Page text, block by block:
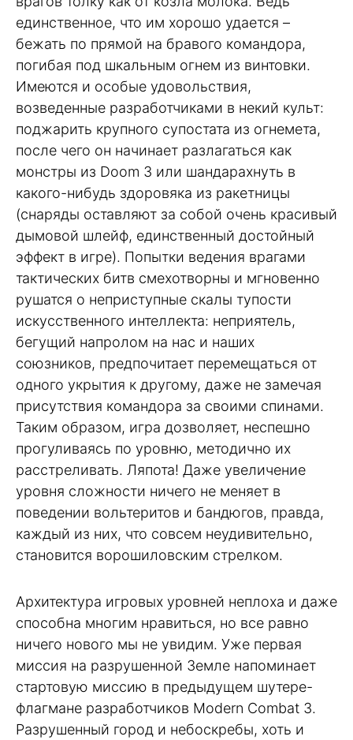
единственное, что им хорошо удается –
бежать по прямой на бравого командора,
погибая под шкальным огнем из винтовки.
Имеются и особые удовольствия,
возведенные разработчиками в некий культ:
поджарить крупного супостата из огнемета,
после чего он начинает разлагаться как
монстры из Doom 3 или шандарахнуть в
какого-нибудь здоровяка из ракетницы
(снаряды оставляют за собой очень красивый
дымовой шлейф, единственный достойный
эффект в игре). Попытки ведения врагами
тактических битв смехотворны и мгновенно
рушатся о неприступные скалы тупости
искусственного интеллекта: неприятель,
бегущий напролом на нас и наших
союзников, предпочитает перемещаться от
одного укрытия к другому, даже не замечая
присутствия командора за своими спинами.
Таким образом, игра дозволяет, неспешно
прогуливаясь по уровню, методично их
расстреливать. Ляпота! Даже увеличение
уровня сложности ничего не меняет в
поведении вольтеритов и бандюгов, правда,
каждый из них, что совсем неудивительно,
становится ворошиловским стрелком.
Архитектура игровых уровней неплоха и даже
способна многим нравиться, но все равно
ничего нового мы не увидим. Уже первая
миссия на разрушенной Земле напоминает
стартовую миссию в предыдущем шутере-
флагмане разработчиков Modern Combat 3.
Разрушенный город и небоскребы, хоть и